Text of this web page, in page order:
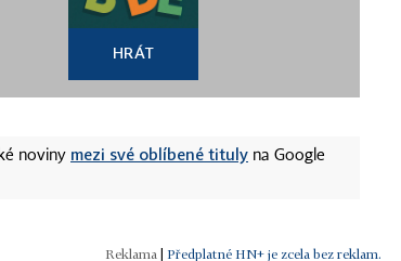
HRÁT
noviny mezi své oblíbené tituly na Google
Předplatné HN+ je zcela bez reklam.